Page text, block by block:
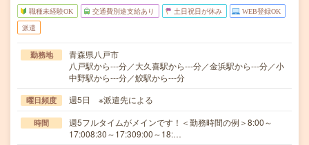
職種未経験OK 交通費別途支給あり 土日祝日が休み WEB登録OK
派遣
勤務地
青森県八戸市
八戸駅から---分／大久喜駅から---分／金浜駅から---分／小
中野駅から---分／鮫駅から---分
曜日頻度 週5日 ※派遣先による
時間
週5フルタイムがメインです！＜勤務時間の例＞8:00～
17:008:30～17:309:00～18:…